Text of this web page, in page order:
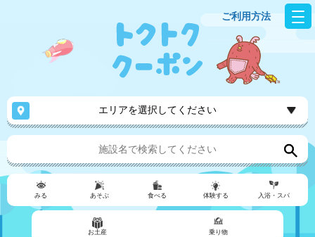
ご利用方法
エリアを選択してください
みる あそぶ 食べる 体験する 入浴・スパ
お土産 乗り物